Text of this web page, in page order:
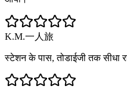
K.M.一人旅
स्टेशन के पास, तोडाईजी तक सीधा